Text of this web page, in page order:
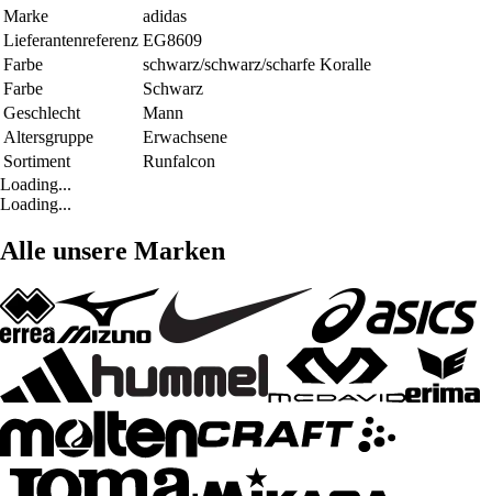
Marke
adidas
Lieferantenreferenz EG8609
Farbe
schwarz/schwarz/scharfe Koralle
Farbe
Schwarz
Geschlecht
Mann
Altersgruppe
Erwachsene
Sortiment
Runfalcon
Loading...
Loading...
Alle unsere Marken